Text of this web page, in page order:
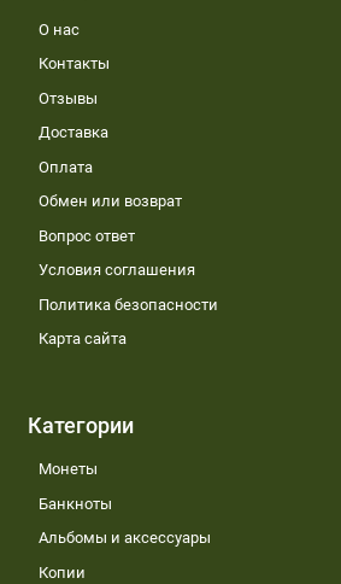
О нас
Контакты
Отзывы
Доставка
Оплата
Обмен или возврат
Вопрос ответ
Условия соглашения
Политика безопасности
Карта сайта
Категории
Монеты
Банкноты
Альбомы и аксессуары
Копии